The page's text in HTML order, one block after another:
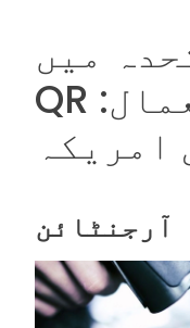
میں
QR کوڈ کا استعمال:
امریکہ
آرجنٹائن